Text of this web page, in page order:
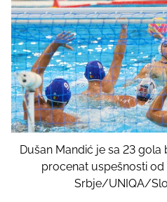
Dušan Mandić je sa 23
procenat uspešnosti od
Srbje/UNIQA/